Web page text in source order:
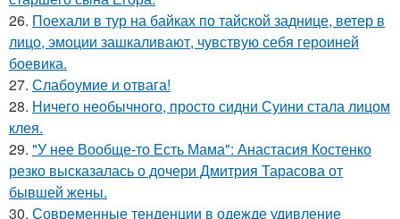
26. Поехали в тур на байках по тайской заднице, ветер в
лицо, эмоции зашкаливают, чувствую себя героиней
боевика.
27. Слабоумие и отвага!
28. Ничего необычного, просто сидни Суини стала лицом
клея.
29. "У нее Вообще-то Есть Мама": Анастасия Костенко
резко высказалась о дочери Дмитрия Тарасова от
бывшей жены.
30. Современные тенденции в одежде удивление